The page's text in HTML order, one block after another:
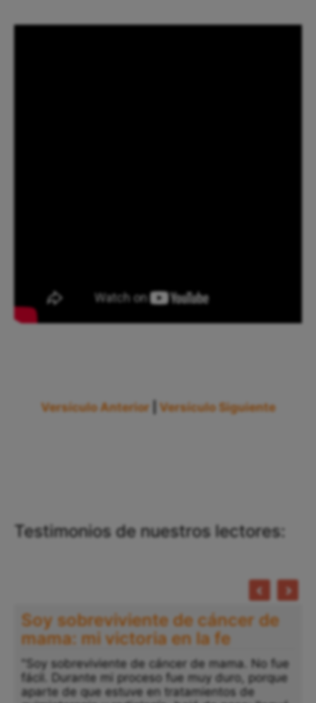
Versículo Anterior Versículo Siguiente
Testimonios de nuestros lectores:
Soy sobreviviente de cáncer de
mama: mi victoria en la fe
"Soy sobreviviente de cáncer de mama. No fue
fácil. Durante mi proceso fue muy duro, porque
aparte de que estuve en tratamientos de